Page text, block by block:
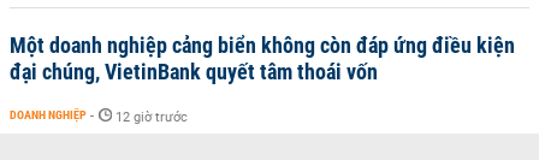
Một doanh nghiệp cảng biển không còn đáp ứng điều kiện
đại chúng, VietinBank quyết tâm thoái vốn
DOANH NGHIỆP - 12 giờ trước